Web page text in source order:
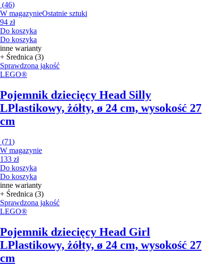
(46)
W magazynieOstatnie sztuki
94 zł
Do koszyka
Do koszyka
inne warianty
+ Średnica (3)
Sprawdzona jakość
LEGO®
Pojemnik dziecięcy Head Silly
LPlastikowy, żółty, ø 24 cm, wysokość 27
cm
(71)
W magazynie
133 zł
Do koszyka
Do koszyka
inne warianty
+ Średnica (3)
Sprawdzona jakość
LEGO®
Pojemnik dziecięcy Head Girl
LPlastikowy, żółty, ø 24 cm, wysokość 27
cm